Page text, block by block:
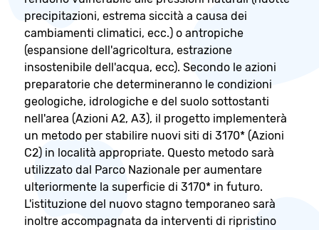
precipitazioni, estrema siccità a causa dei
cambiamenti climatici, ecc.) o antropiche
(espansione dell'agricoltura, estrazione
insostenibile dell'acqua, ecc). Secondo le azioni
preparatorie che determineranno le condizioni
geologiche, idrologiche e del suolo sottostanti
nell'area (Azioni A2, A3), il progetto implementerà
un metodo per stabilire nuovi siti di 3170* (Azioni
C2) in località appropriate. Questo metodo sarà
utilizzato dal Parco Nazionale per aumentare
ulteriormente la superficie di 3170* in futuro.
L'istituzione del nuovo stagno temporaneo sarà
inoltre accompagnata da interventi di ripristino